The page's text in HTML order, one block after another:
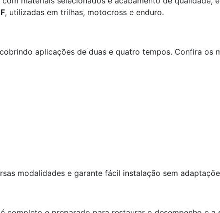
, utilizadas em trilhas, motocross e enduro.
aplicações de duas e quatro tempos. Confira os
modalidades e garante fácil instalação sem